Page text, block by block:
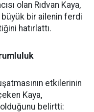
olan Rıdvan Kaya,
bir ailenin ferdi
hatırlattı.
etkilerinin
Kaya,
belirtti: